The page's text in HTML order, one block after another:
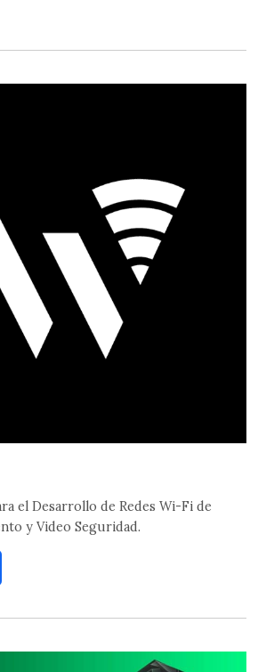
el Desarrollo de Redes Wi-Fi de
y Video Seguridad.